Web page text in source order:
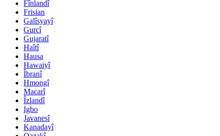
Fînlandî
Frisian
Galîsyayî
Gurcî
Gujaratî
Haîtî
Hausa
Hawaiyî
Îbranî
Hmongî
Macarî
Îzlandî
Igbo
Javanesî
Kanadayî